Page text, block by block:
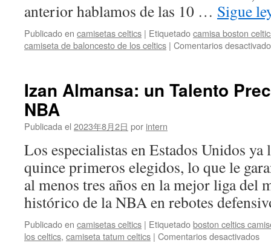
anterior hablamos de las 10 … Sigue
Publicado en camisetas celtics | Etiquetadocamisa boston
camiseta de baloncesto de los celtics | Comentarios
Izan Almansa: un Talento
NBA
Publicada el 2023年8月2日 por intern
Los especialistas en Estados Unidos ya
quince primeros elegidos, lo que le
al menos tres años en la mejor liga del
histórico de la NBA en rebotes
Publicado en camisetas celtics | Etiquetadoboston celtics
los celtics, camiseta tatum celtics | Comentarios desactivadosen